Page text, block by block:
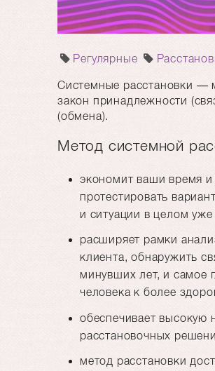
Регулярные
Системные расстановки —
закон принадлежности
(обмена).
Метод системной
экономит ваши время и
протестировать
и ситуации в целом уже
расширяет рамки
клиента, обнаружить
минувших лет, и самое
человека к более
обеспечивает высокую
расстановочных
метод расстановки